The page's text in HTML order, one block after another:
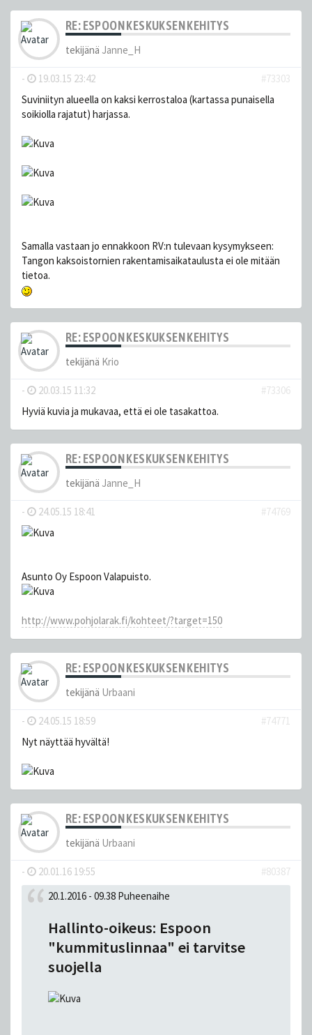
RE: ESPOON KESKUKSEN KEHITYS
tekijänä Janne_H
- 19.03.15 23:42
#73303
Suviniityn alueella on kaksi kerrostaloa (kartassa punaisella
soikiolla rajatut) harjassa.
Samalla vastaan jo ennakkoon RV:n tulevaan kysymykseen:
Tangon kaksoistornien rakentamisaikataulusta ei ole mitään
tietoa.
RE: ESPOON KESKUKSEN KEHITYS
tekijänä Krio
- 20.03.15 11:32
#73306
Hyviä kuvia ja mukavaa, että ei ole tasakattoa.
RE: ESPOON KESKUKSEN KEHITYS
tekijänä Janne_H
- 24.05.15 18:41 #74769
Asunto Oy Espoon Valapuisto.
http://www.pohjolarak.fi/kohteet/?target=150
RE: ESPOON KESKUKSEN KEHITYS
tekijänä Urbaani
- 24.05.15 18:59
#74771
Nyt näyttää hyvältä!
RE: ESPOON KESKUKSEN KEHITYS
tekijänä Urbaani
- 20.01.16 19:55
#80387
20.1.2016 - 09.38 Puheenaihe
Hallinto-oikeus: Espoon
"kummituslinnaa" ei tarvitse
suojella